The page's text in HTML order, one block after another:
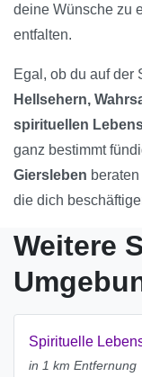
deine Wünsche zu
entfalten.
Egal, ob du auf der
Hellsehern,
spirituellen
ganz bestimmt
Giersleben
die dich
Weitere
Spirituelle
in 1 km Entfernung